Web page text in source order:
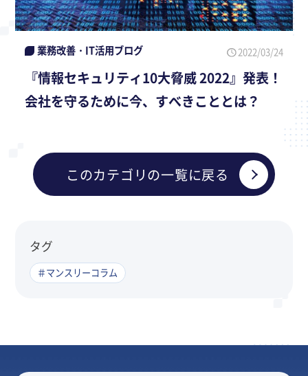
業務改善・IT活用ブログ 2022/03/24
『情報セキュリティ10大脅威 2022』発表！
会社を守るために今、すべきこととは？
このカテゴリの一覧に戻る
タグ
＃マンスリーコラム